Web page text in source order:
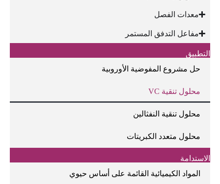
معدات الفصل
مفاعل التدفق المستمر
التطبيق
حل مشروع المفوضية الأوروبية
محلول تنقية VC
محلول تنقية النفثالين
محلول متعدد الكبريتات
الاستدامة
المواد الكيميائية القائمة على أساس حيوي